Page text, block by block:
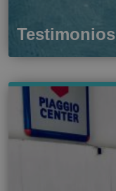
Testimonios